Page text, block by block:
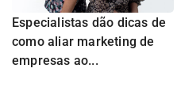
Especialistas dão dicas de
como aliar marketing de
empresas ao...